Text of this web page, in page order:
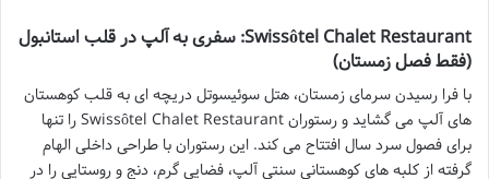
Swissôtel Chalet Restaurant: سفری به آلپ در قلب استانبول
(فقط فصل زمستان)
با فرا رسیدن سرمای زمستان، هتل سوئیسوتل دریچه ای به قلب کوهستان
های آلپ می گشاید و رستوران Swissôtel Chalet Restaurant را تنها
برای فصول سرد سال افتتاح می کند. این رستوران با طراحی داخلی الهام
گرفته از کلبه های کوهستانی سنتی آلپ، فضایی گرم، دنج و روستایی را در